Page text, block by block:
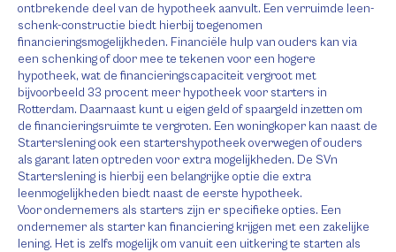
ontbrekende deel van de hypotheek aanvult. Een verruimde leen-
schenk-constructie biedt hierbij toegenomen
financieringsmogelijkheden. Financiële hulp van ouders kan via
een schenking of door mee te tekenen voor een hogere
hypotheek, wat de financieringscapaciteit vergroot met
bijvoorbeeld 33 procent meer hypotheek voor starters in
Rotterdam. Daarnaast kunt u eigen geld of spaargeld inzetten om
de financieringsruimte te vergroten. Een woningkoper kan naast de
Starterslening ook een startershypotheek overwegen of ouders
als garant laten optreden voor extra mogelijkheden. De SVn
Starterslening is hierbij een belangrijke optie die extra
leenmogelijkheden biedt naast de eerste hypotheek.
Voor ondernemers als starters zijn er specifieke opties. Een
ondernemer als starter kan financiering krijgen met een zakelijke
lening. Het is zelfs mogelijk om vanuit een uitkering te starten als